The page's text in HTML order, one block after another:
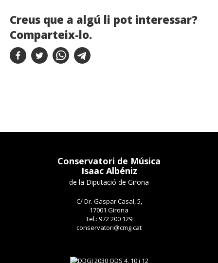
Creus que a algú li pot interessar?
Comparteix-lo.
Conservatori de Música
Isaac Albéniz
de la Diputació de Girona
C/ Dr. Gaspar Casal, 5,
17001 Girona
Tel.: 972 200 129
conservatori@cmg.cat